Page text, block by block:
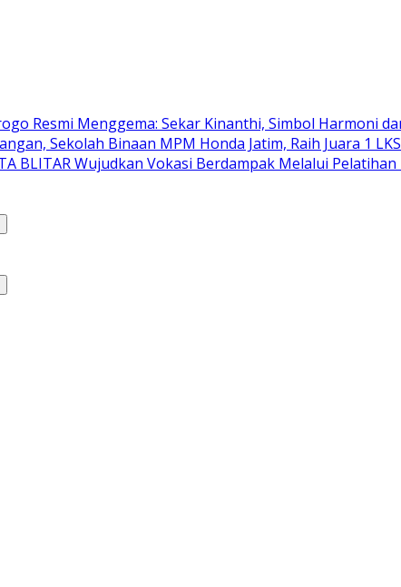
Resmi Menggema: Sekar Kinanthi, Simbol Harmoni
Sekolah Binaan MPM Honda Jatim, Raih Juara 1
BLITAR Wujudkan Vokasi Berdampak Melalui